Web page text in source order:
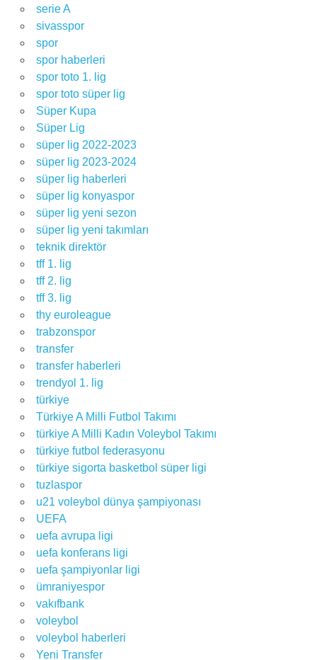
serie A
sivasspor
spor
spor haberleri
spor toto 1. lig
spor toto süper lig
Süper Kupa
Süper Lig
süper lig 2022-2023
süper lig 2023-2024
süper lig haberleri
süper lig konyaspor
süper lig yeni sezon
süper lig yeni takımları
teknik direktör
tff 1. lig
tff 2. lig
tff 3. lig
thy euroleague
trabzonspor
transfer
transfer haberleri
trendyol 1. lig
türkiye
Türkiye A Milli Futbol Takımı
türkiye A Milli Kadın Voleybol Takımı
türkiye futbol federasyonu
türkiye sigorta basketbol süper ligi
tuzlaspor
u21 voleybol dünya şampiyonası
UEFA
uefa avrupa ligi
uefa konferans ligi
uefa şampiyonlar ligi
ümraniyespor
vakıfbank
voleybol
voleybol haberleri
Yeni Transfer